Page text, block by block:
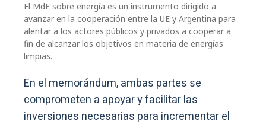
El MdE sobre energía es un instrumento dirigido a
avanzar en la cooperación entre la UE y Argentina para
alentar a los actores públicos y privados a cooperar a
fin de alcanzar los objetivos en materia de energías
limpias.
En el memorándum, ambas partes se
comprometen a apoyar y facilitar las
inversiones necesarias para incrementar el